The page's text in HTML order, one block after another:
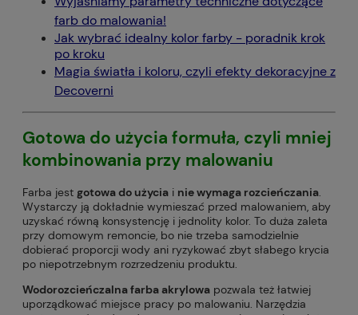
farb do malowania!
Jak wybrać idealny kolor farby - poradnik krok
po kroku
Magia światła i koloru, czyli efekty dekoracyjne z
Decoverni
Gotowa do użycia formuła, czyli mniej
kombinowania przy malowaniu
Farba jest gotowa do użycia i nie wymaga rozcieńczania.
Wystarczy ją dokładnie wymieszać przed malowaniem, aby
uzyskać równą konsystencję i jednolity kolor. To duża zaleta
przy domowym remoncie, bo nie trzeba samodzielnie
dobierać proporcji wody ani ryzykować zbyt słabego krycia
po niepotrzebnym rozrzedzeniu produktu.
Wodorozcieńczalna farba akrylowa pozwala też łatwiej
uporządkować miejsce pracy po malowaniu. Narzędzia